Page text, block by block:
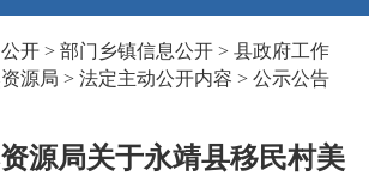
开 > 部门乡镇信息公开 > 县政府工作
源局 > 法定主动公开内容 > 公示公告
源局关于永靖县移民村美